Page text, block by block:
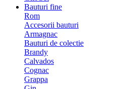
Bauturi fine
Rom
Accesorii bauturi
Armagnac
Bauturi de colectie
Brandy
Calvados
Cognac
Grappa